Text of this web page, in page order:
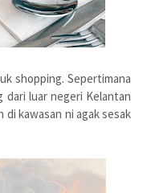
shopping. Sepertimana
dari luar negeri Kelantan
di kawasan ni agak sesak